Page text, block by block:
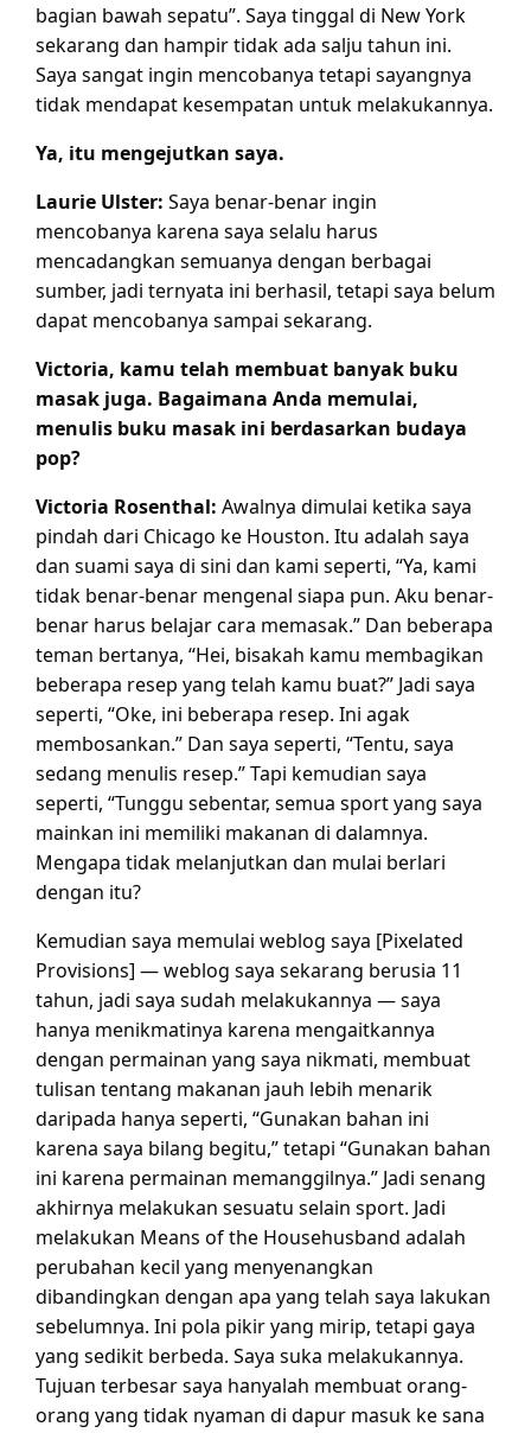
bagian bawah sepatu”. Saya tinggal di New York
sekarang dan hampir tidak ada salju tahun ini.
Saya sangat ingin mencobanya tetapi sayangnya
tidak mendapat kesempatan untuk melakukannya.
Ya, itu mengejutkan saya.
Laurie Ulster: Saya benar-benar ingin
mencobanya karena saya selalu harus
mencadangkan semuanya dengan berbagai
sumber, jadi ternyata ini berhasil, tetapi saya belum
dapat mencobanya sampai sekarang.
Victoria, kamu telah membuat banyak buku
masak juga. Bagaimana Anda memulai,
menulis buku masak ini berdasarkan budaya
pop?
Victoria Rosenthal: Awalnya dimulai ketika saya
pindah dari Chicago ke Houston. Itu adalah saya
dan suami saya di sini dan kami seperti, “Ya, kami
tidak benar-benar mengenal siapa pun. Aku benar-
benar harus belajar cara memasak.” Dan beberapa
teman bertanya, “Hei, bisakah kamu membagikan
beberapa resep yang telah kamu buat?” Jadi saya
seperti, “Oke, ini beberapa resep. Ini agak
membosankan.” Dan saya seperti, “Tentu, saya
sedang menulis resep.” Tapi kemudian saya
seperti, “Tunggu sebentar, semua sport yang saya
mainkan ini memiliki makanan di dalamnya.
Mengapa tidak melanjutkan dan mulai berlari
dengan itu?
Kemudian saya memulai weblog saya [Pixelated
Provisions] — weblog saya sekarang berusia 11
tahun, jadi saya sudah melakukannya — saya
hanya menikmatinya karena mengaitkannya
dengan permainan yang saya nikmati, membuat
tulisan tentang makanan jauh lebih menarik
daripada hanya seperti, “Gunakan bahan ini
karena saya bilang begitu,” tetapi “Gunakan bahan
ini karena permainan memanggilnya.” Jadi senang
akhirnya melakukan sesuatu selain sport. Jadi
melakukan Means of the Househusband adalah
perubahan kecil yang menyenangkan
dibandingkan dengan apa yang telah saya lakukan
sebelumnya. Ini pola pikir yang mirip, tetapi gaya
yang sedikit berbeda. Saya suka melakukannya.
Tujuan terbesar saya hanyalah membuat orang-
orang yang tidak nyaman di dapur masuk ke sana